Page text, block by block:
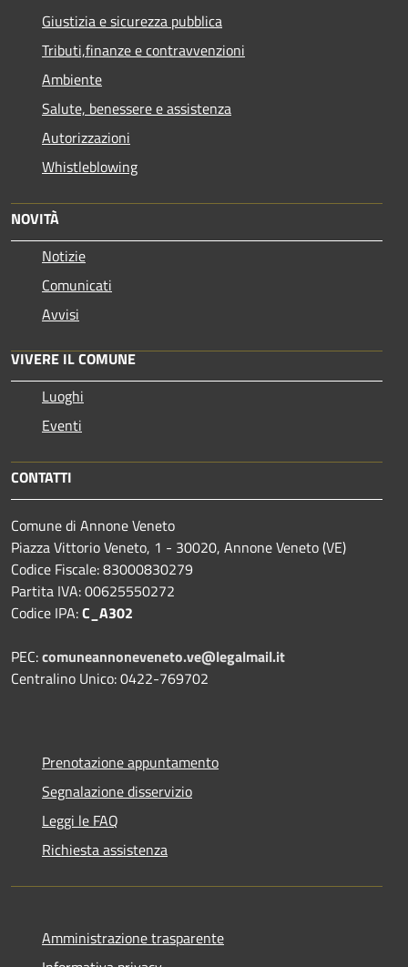
Giustizia e sicurezza pubblica
Tributi,finanze e contravvenzioni
Ambiente
Salute, benessere e assistenza
Autorizzazioni
Whistleblowing
NOVITÀ
Notizie
Comunicati
Avvisi
VIVERE IL COMUNE
Luoghi
Eventi
CONTATTI
Comune di Annone Veneto
Piazza Vittorio Veneto, 1 - 30020, Annone Veneto (VE)
Codice Fiscale: 83000830279
Partita IVA: 00625550272
Codice IPA:C_A302
PEC:comuneannoneveneto.ve@legalmail.it
Centralino Unico: 0422-769702
Prenotazione appuntamento
Segnalazione disservizio
Leggi le FAQ
Richiesta assistenza
Amministrazione trasparente